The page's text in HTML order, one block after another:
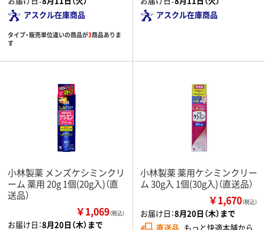
アスクル在庫商品
タイプ・販売単位違いの商品が3商品ありま
す
アスクル在庫商品
小林製薬 メンズケシミンクリ
ーム 薬用 20g 1個(20g入)（直
送品）
￥1,069（税込）
お届け日：8月20日（木）まで
小林製薬 薬用ケシミンクリー
ム 30g入 1個(30g入)（直送品）
￥1,670（税込）
お届け日：8月20日（木）まで
直送品 もっと快適本舗から